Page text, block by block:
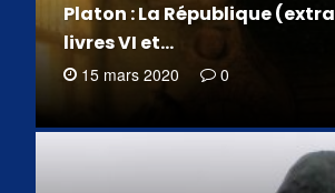
Platon : La République
livres VI et…
15 mars 2020 0